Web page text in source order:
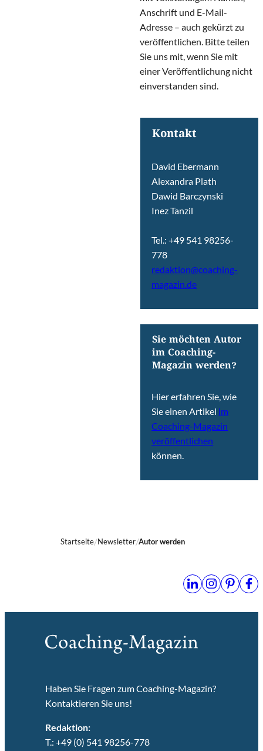
Anschrift und E-Mail-
Adresse – auch gekürzt zu
veröffentlichen. Bitte teilen
Sie uns mit, wenn Sie mit
einer Veröffentlichung nicht
einverstanden sind.
Kontakt
David Ebermann
Alexandra Plath
Dawid Barczynski
Inez Tanzil
Tel.: +49 541 98256-
778
redaktion@coaching-
magazin.de
Sie möchten Autor
im Coaching-
Magazin werden?
Hier erfahren Sie, wie
Sie einen Artikel im
Coaching-Magazin
veröffentlichen
können.
Startseite Newsletter Autor werden
Haben Sie Fragen zum Coaching-Magazin?
Kontaktieren Sie uns!
Redaktion:
T.: +49 (0) 541 98256-778